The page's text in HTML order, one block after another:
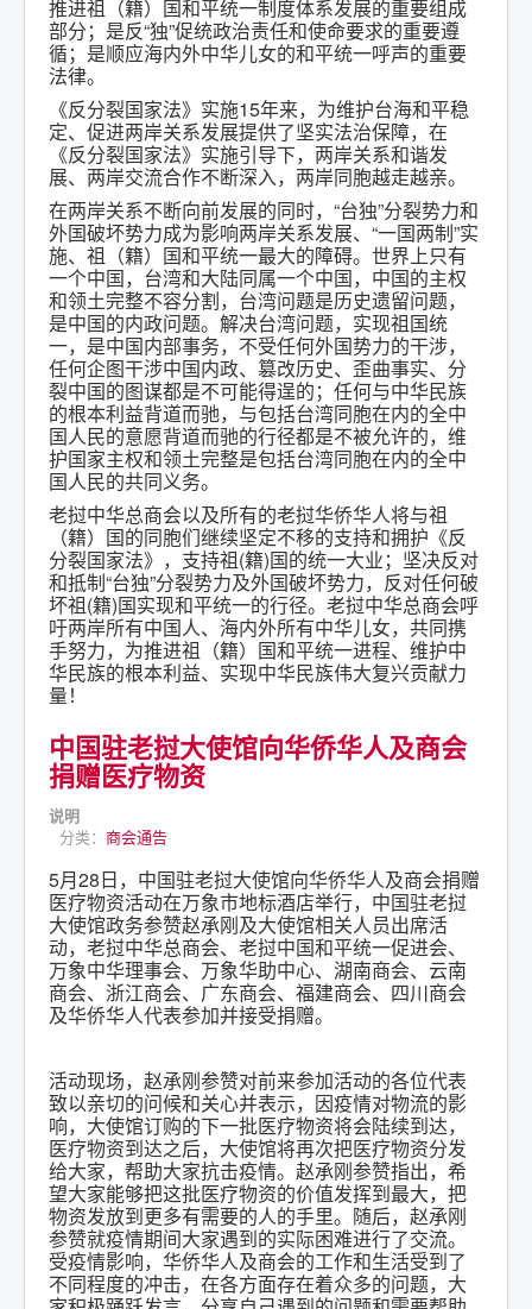
推进祖（籍）国和平统一制度体系发展的重要组成
部分；是反“独”促统政治责任和使命要求的重要遵
循；是顺应海内外中华儿女的和平统一呼声的重要
法律。
《反分裂国家法》实施15年来，为维护台海和平稳
定、促进两岸关系发展提供了坚实法治保障，在
《反分裂国家法》实施引导下，两岸关系和谐发
展、两岸交流合作不断深入，两岸同胞越走越亲。
在两岸关系不断向前发展的同时，“台独”分裂势力和
外国破坏势力成为影响两岸关系发展、“一国两制”实
施、祖（籍）国和平统一最大的障碍。世界上只有
一个中国，台湾和大陆同属一个中国，中国的主权
和领土完整不容分割，台湾问题是历史遗留问题，
是中国的内政问题。解决台湾问题，实现祖国统
一，是中国内部事务，不受任何外国势力的干涉，
任何企图干涉中国内政、篡改历史、歪曲事实、分
裂中国的图谋都是不可能得逞的；任何与中华民族
的根本利益背道而驰，与包括台湾同胞在内的全中
国人民的意愿背道而驰的行径都是不被允许的，维
护国家主权和领土完整是包括台湾同胞在内的全中
国人民的共同义务。
老挝中华总商会以及所有的老挝华侨华人将与祖
（籍）国的同胞们继续坚定不移的支持和拥护《反
分裂国家法》，支持祖(籍)国的统一大业；坚决反对
和抵制“台独”分裂势力及外国破坏势力，反对任何破
坏祖(籍)国实现和平统一的行径。老挝中华总商会呼
吁两岸所有中国人、海内外所有中华儿女，共同携
手努力，为推进祖（籍）国和平统一进程、维护中
华民族的根本利益、实现中华民族伟大复兴贡献力
量！
中国驻老挝大使馆向华侨华人及商会
捐赠医疗物资
说明
分类： 商会通告
5月28日，中国驻老挝大使馆向华侨华人及商会捐赠
医疗物资活动在万象市地标酒店举行，中国驻老挝
大使馆政务参赞赵承刚及大使馆相关人员出席活
动，老挝中华总商会、老挝中国和平统一促进会、
万象中华理事会、万象华助中心、湖南商会、云南
商会、浙江商会、广东商会、福建商会、四川商会
及华侨华人代表参加并接受捐赠。
活动现场，赵承刚参赞对前来参加活动的各位代表
致以亲切的问候和关心并表示，因疫情对物流的影
响，大使馆订购的下一批医疗物资将会陆续到达，
医疗物资到达之后，大使馆将再次把医疗物资分发
给大家，帮助大家抗击疫情。赵承刚参赞指出，希
望大家能够把这批医疗物资的价值发挥到最大，把
物资发放到更多有需要的人的手里。随后，赵承刚
参赞就疫情期间大家遇到的实际困难进行了交流。
受疫情影响，华侨华人及商会的工作和生活受到了
不同程度的冲击，在各方面存在着众多的问题，大